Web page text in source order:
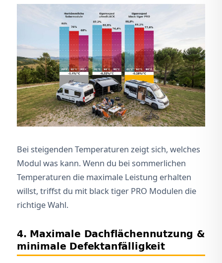
Bei steigenden Temperaturen zeigt sich, welches
Modul was kann. Wenn du bei sommerlichen
Temperaturen die maximale Leistung erhalten
willst, triffst du mit black tiger PRO Modulen die
richtige Wahl.
4. Maximale Dachflächennutzung &
minimale Defektanfälligkeit